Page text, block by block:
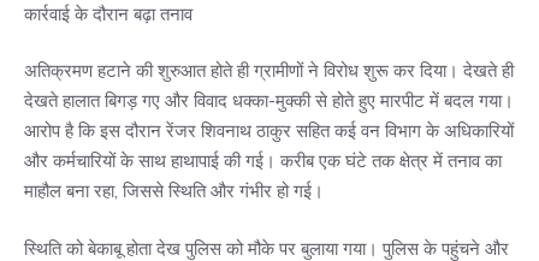
कार्रवाई के दौरान बढ़ा तनाव
अतिक्रमण हटाने की शुरुआत होते ही ग्रामीणों ने विरोध शुरू कर दिया। देखते ही
देखते हालात बिगड़ गए और विवाद धक्का-मुक्की से होते हुए मारपीट में बदल गया।
आरोप है कि इस दौरान रेंजर शिवनाथ ठाकुर सहित कई वन विभाग के अधिकारियों
और कर्मचारियों के साथ हाथापाई की गई। करीब एक घंटे तक क्षेत्र में तनाव का
माहौल बना रहा, जिससे स्थिति और गंभीर हो गई।
स्थिति को बेकाबू होता देख पुलिस को मौके पर बुलाया गया। पुलिस के पहुंचने और